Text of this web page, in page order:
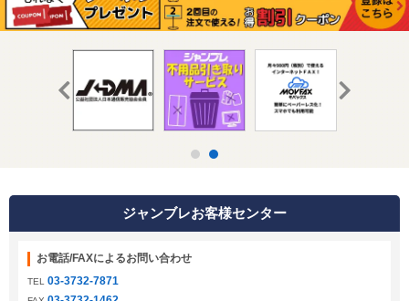
ジャンブレお客様センター
お電話/FAXによるお問い合わせ
TEL 03-3732-7871